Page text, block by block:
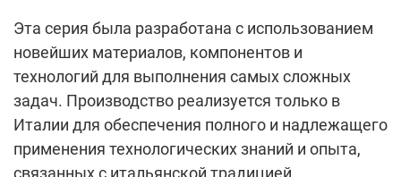
Эта серия была разработана с использованием
новейших материалов, компонентов и
технологий для выполнения самых сложных
задач. Производство реализуется только в
Италии для обеспечения полного и надлежащего
применения технологических знаний и опыта,